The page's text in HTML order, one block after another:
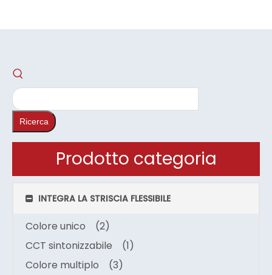
Ricerca
Prodotto categoria
INTEGRA LA STRISCIA FLESSIBILE
Colore unico
(2)
CCT sintonizzabile
(1)
Colore multiplo
(3)